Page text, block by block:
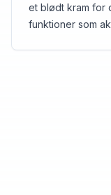
et blødt kram for
funktioner som